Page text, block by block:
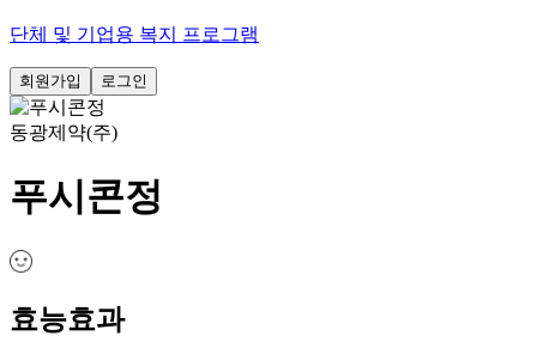
단체 및 기업용 복지 프로그램
회원가입 로그인
동광제약(주)
푸시콘정
효능효과